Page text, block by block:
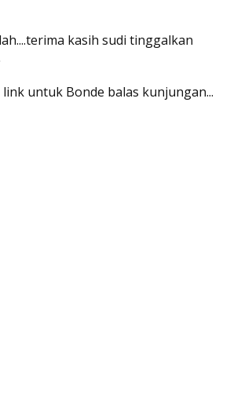
kasih sudi tinggalkan
untuk Bonde balas kunjungan...